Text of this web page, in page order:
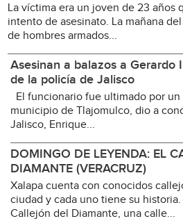
La víctima era un joven de 23 años
intento de asesinato. La mañana
de hombres armados...
Asesinan a balazos a Gerardo
de la policía de Jalisco
El funcionario fue ultimado por
municipio de Tlajomulco, dio a
Jalisco, Enrique...
DOMINGO DE LEYENDA: EL
DIAMANTE (VERACRUZ)
Xalapa cuenta con conocidos
ciudad y cada uno tiene su
Callejón del Diamante, una calle...